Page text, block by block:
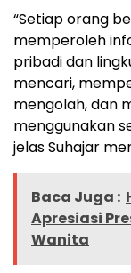
“Setiap orang
memperoleh
pribadi dan
mencari,
mengolah, dan
menggunakan
jelas Suhajar
Baca Juga :
Apresiasi
Wanita